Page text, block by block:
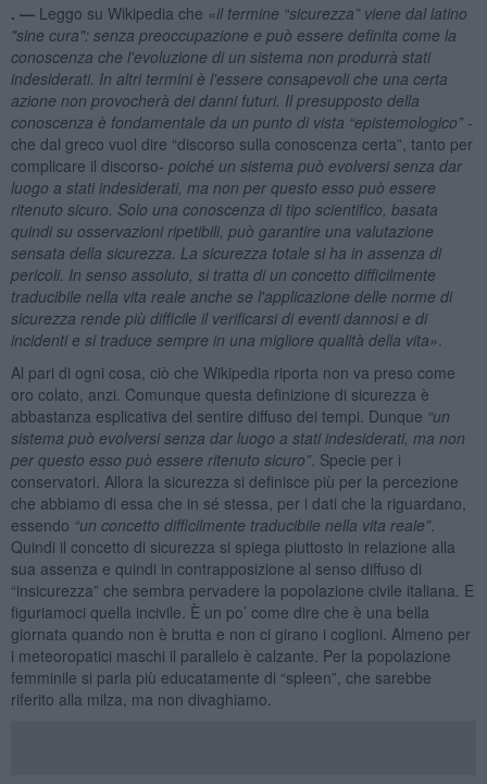
. — Leggo su Wikipedia che «il termine “sicurezza” viene dal latino
"sine cura": senza preoccupazione e può essere definita come la
conoscenza che l'evoluzione di un sistema non produrrà stati
indesiderati. In altri termini è l'essere consapevoli che una certa
azione non provocherà dei danni futuri. Il presupposto della
conoscenza è fondamentale da un punto di vista “epistemologico” -
che dal greco vuol dire “discorso sulla conoscenza certa”, tanto per
complicare il discorso- poiché un sistema può evolversi senza dar
luogo a stati indesiderati, ma non per questo esso può essere
ritenuto sicuro. Solo una conoscenza di tipo scientifico, basata
quindi su osservazioni ripetibili, può garantire una valutazione
sensata della sicurezza. La sicurezza totale si ha in assenza di
pericoli. In senso assoluto, si tratta di un concetto difficilmente
traducibile nella vita reale anche se l'applicazione delle norme di
sicurezza rende più difficile il verificarsi di eventi dannosi e di
incidenti e si traduce sempre in una migliore qualità della vita»
Al pari di ogni cosa, ciò che Wikipedia riporta non va preso come
oro colato, anzi. Comunque questa definizione di sicurezza è
abbastanza esplicativa del sentire diffuso dei tempi. Dunque “un
sistema può evolversi senza dar luogo a stati indesiderati, ma non
per questo esso può essere ritenuto sicuro”. Specie per i
conservatori. Allora la sicurezza si definisce più per la percezione
che abbiamo di essa che in sé stessa, per i dati che la riguardano,
essendo “un concetto difficilmente traducibile nella vita reale”.
Quindi il concetto di sicurezza si spiega piuttosto in relazione alla
sua assenza e quindi in contrapposizione al senso diffuso di
“insicurezza” che sembra pervadere la popolazione civile italiana. E
figuriamoci quella incivile. È un po’ come dire che è una bella
giornata quando non è brutta e non ci girano i coglioni. Almeno per
i meteoropatici maschi il parallelo è calzante. Per la popolazione
femminile si parla più educatamente di “spleen”, che sarebbe
riferito alla milza, ma non divaghiamo.